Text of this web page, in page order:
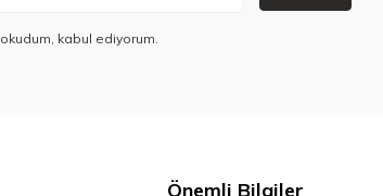
, okudum, kabul ediyorum.
Önemli Bilgiler